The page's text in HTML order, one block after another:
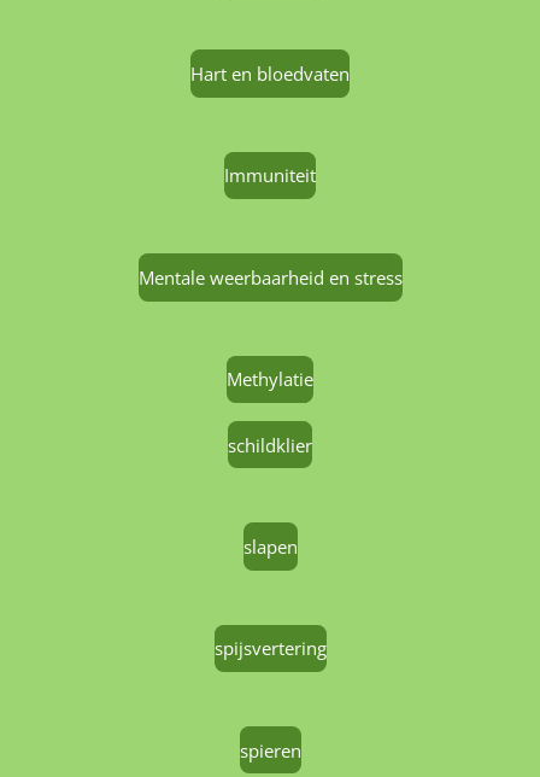
Hart en bloedvaten
Immuniteit
Mentale weerbaarheid en stress
Methylatie
schildklier
slapen
spijsvertering
spieren